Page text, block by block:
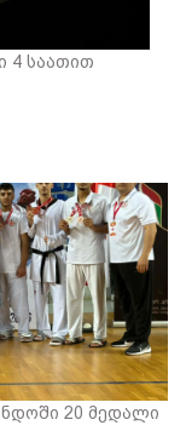
4 საათით
20 მედალი